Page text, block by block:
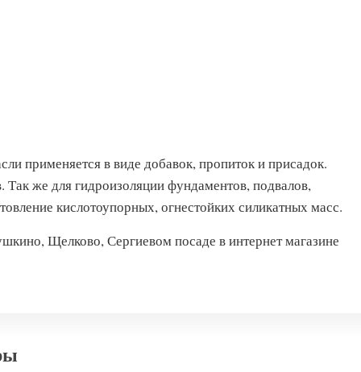
применяется в виде добавок, пропиток и присадок.
же для гидроизоляции фундаментов, подвалов,
кислотоупорных, огнестойких силикатных масс.
Щелково, Сергиевом посаде в интернет магазине